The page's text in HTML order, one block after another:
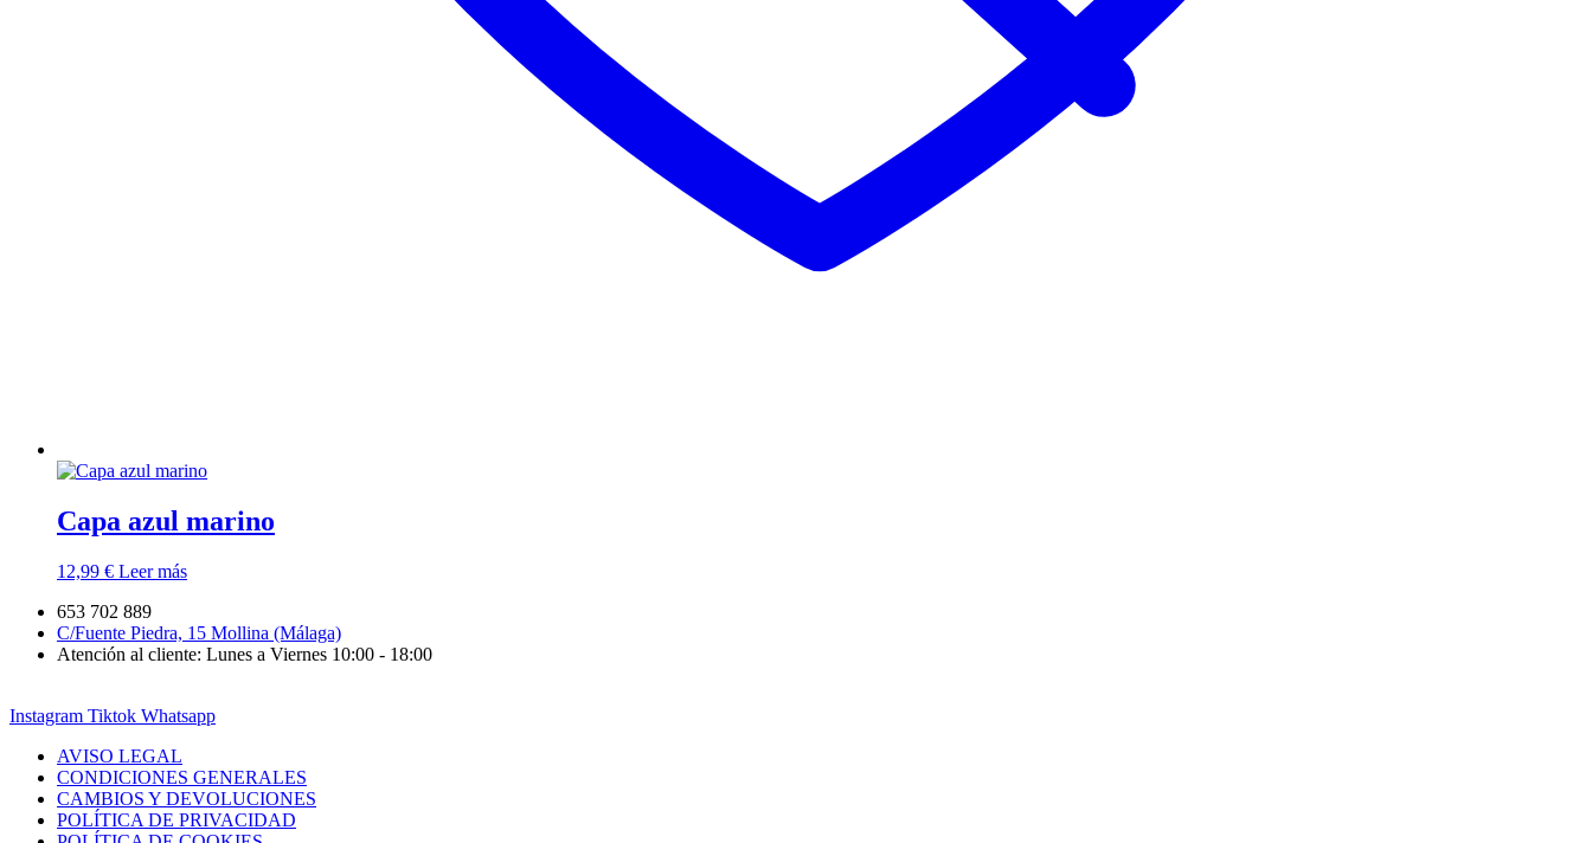
Capa azul marino
12,99 € Leer más
653 702 889
C/Fuente Piedra, 15 Mollina (Málaga)
Atención al cliente: Lunes a Viernes 10:00 - 18:00
Instagram Tiktok Whatsapp
AVISO LEGAL
CONDICIONES GENERALES
CAMBIOS Y DEVOLUCIONES
POLÍTICA DE PRIVACIDAD